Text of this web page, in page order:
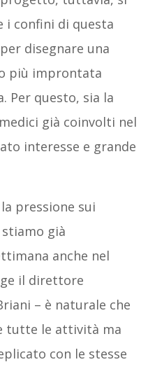
confini di questa
disegnare una
più improntata
Per questo, sia la
già coinvolti nel
interesse e grande
pressione sui
già
anche nel
il direttore
– è naturale che
tutte le attività ma
con le stesse